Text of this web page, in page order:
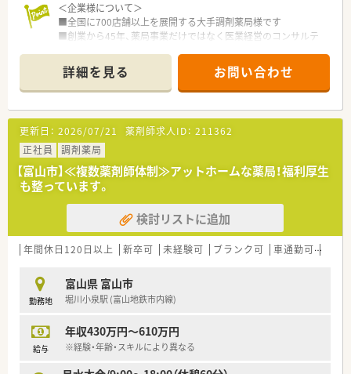
＜企業様について＞
■全国に700店舗以上を展開する大手調剤薬局様です
■創業から45年、薬局事業だけではなく医業経営のコンサルテ
＜働き方について＞
■自宅から通勤するコース、希望のエリアで勤務するコース、全
国転勤コースが選べます
■1か月単位の変形労働時間制、週平均40時間のシフト制勤務
■月平均の残業時間は10～15時間程度 ※残業代は1分単位で
支給
■4週8休＋祝日のお休みで夏季・年末年始休暇等もあり年間休
日は124日！
※そのほか、産休育休、介護休暇、配偶者出産休暇、メモリアル
休暇など休暇制度も充実◎
※男性の育休取得実績もございます
＜福利厚生制度＞
給がございます！
■各種保険完備、OTC割引制度、退職金制度、財形貯蓄制度、福利
厚生制度など沢山の福利厚生制度があります
＜教育研修制度＞未経験・ブランクのある方にも安心！
詳細を見る お問い合わせ
更新日： 2026/07/21 薬剤師求人ID： 211362
正社員
調剤薬局
【富山市】≪複数薬剤師体制≫アットホームな薬局！福利厚生
も整っています。
検討リストに追加
年間休日120日以上 新卒可 未経験可 ブランク可 車通勤可
勤務地
富山県 富山市
堀川小泉駅 (富山地鉄市内線)
給与
年収430万円～610万円
※経験・年齢・スキルにより異なる